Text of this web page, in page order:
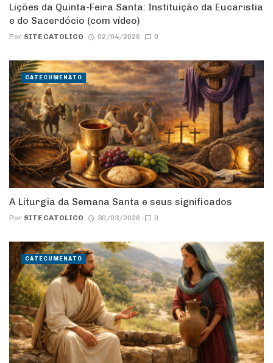
Lições da Quinta-Feira Santa: Instituição da Eucaristia
e do Sacerdócio (com vídeo)
Por SITE CATOLICO 02/04/2026 0
A Liturgia da Semana Santa e seus significados
Por SITE CATOLICO 30/03/2026 0
CATECUMENATO
CATECUMENATO